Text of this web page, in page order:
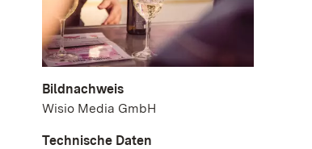
Bildnachweis
Wisio Media GmbH
Technische Daten